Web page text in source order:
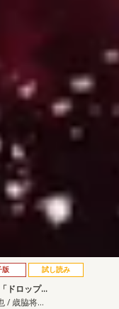
版 試し読み
ドロップ…
/ 歳脇将…